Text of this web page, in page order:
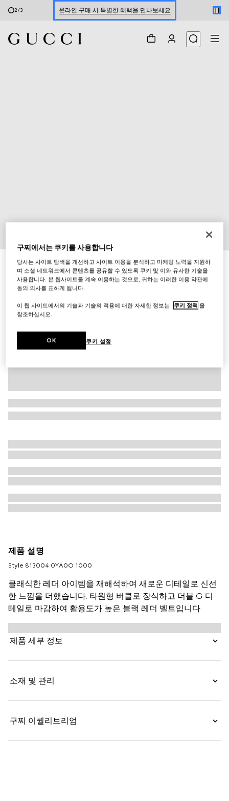
2/3 온라인 구매 시 특별한 혜택을 만나보세요
3
타원형 버클 벨트
₩660,000
다른 스타일블랙 레더
제품 설명
Style ‎813004 0YA0O 1000
클래식한 레더 아이템을 재해석하여 새로운 디테일로 신선
한 느낌을 더했습니다. 타원형 버클로 장식하고 더블 G 디
테일로 마감하여 활용도가 높은 블랙 레더 벨트입니다.
제품 세부 정보
소재 및 관리
구찌 이퀄리브리엄
구찌에서는 쿠키를 사용합니다
당사는 사이트 탐색을 개선하고 사이트 이용을 분석하고 마케팅 노력을 지원하
며 소셜 네트워크에서 콘텐츠를 공유할 수 있도록 쿠키 및 이와 유사한 기술을
사용합니다. 본 웹사이트를 계속 이용하는 것으로, 귀하는 이러한 이용 약관에
동의 의사를 표하게 됩니다.
이 웹 사이트에서의 기술과 기술의 적용에 대한 자세한 정보는 쿠키 정책 을
참조하십시오.
쿠키 설정
OK